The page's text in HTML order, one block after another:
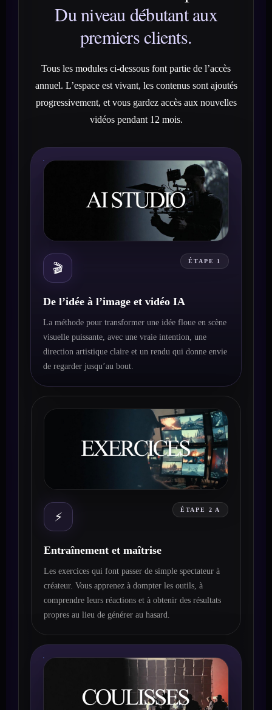
Du niveau débutant aux
premiers clients.
Tous les modules ci-dessous font partie de l’accès
annuel. L’espace est vivant, les contenus sont ajoutés
progressivement, et vous gardez accès aux nouvelles
vidéos pendant 12 mois.
🎬
ÉTAPE 1
De l’idée à l’image et vidéo IA
La méthode pour transformer une idée floue en scène
visuelle puissante, avec une vraie intention, une
direction artistique claire et un rendu qui donne envie
de regarder jusqu’au bout.
⚡
ÉTAPE 2 A
Entraînement et maîtrise
Les exercices qui font passer de simple spectateur à
créateur. Vous apprenez à dompter les outils, à
comprendre leurs réactions et à obtenir des résultats
propres au lieu de générer au hasard.